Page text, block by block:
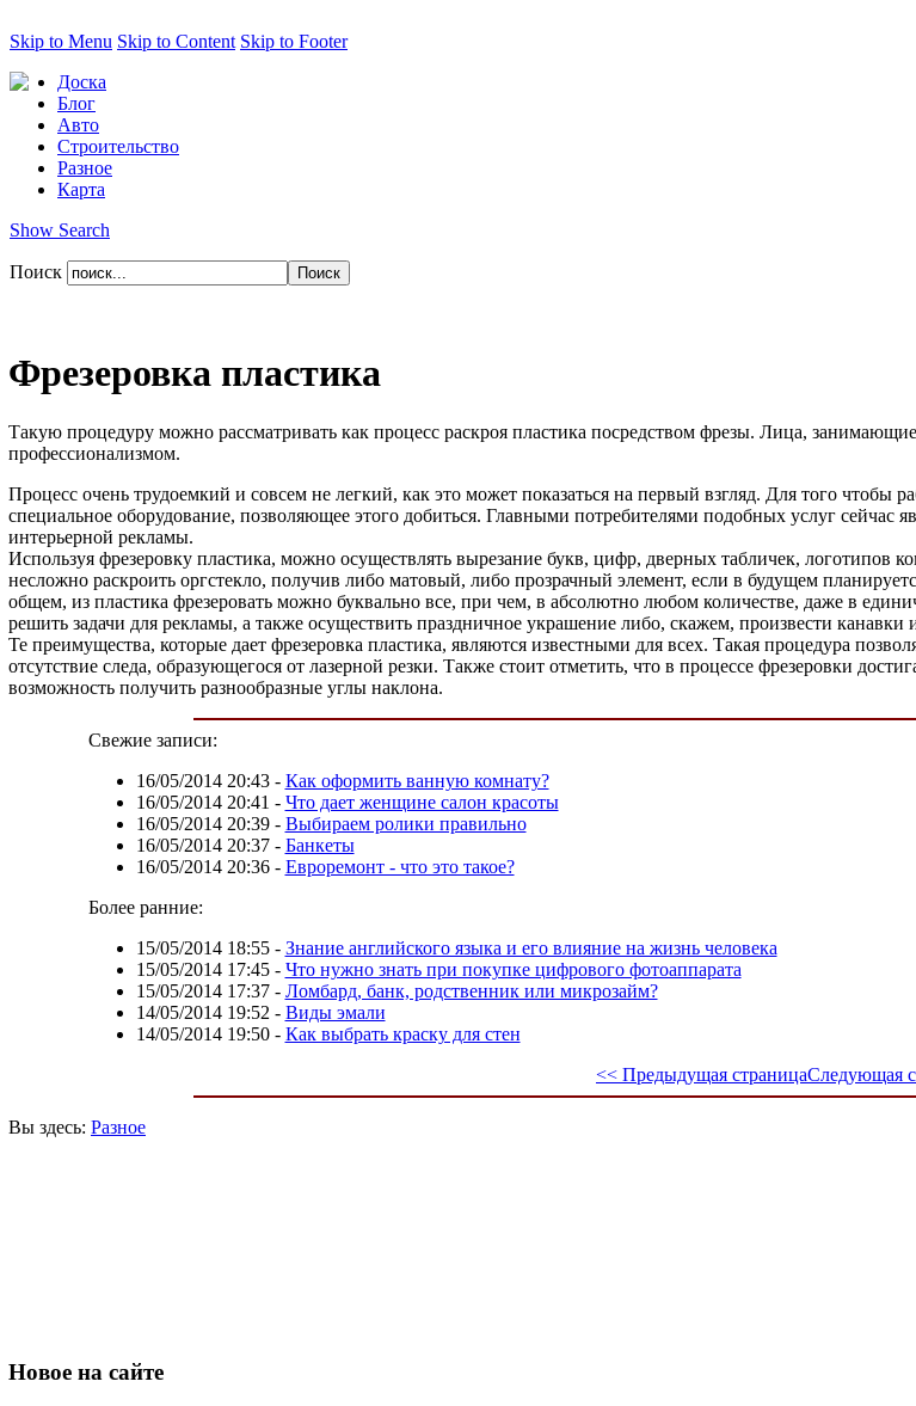
Skip to Menu Skip to Content Skip to Footer
Доска
Блог
Авто
Строительство
Разное
Карта
Show Search
Поиск
Фрезеровка пластика
Такую процедуру можно рассматривать как процесс раскроя пластика посредством фрезы. Лица,
профессионализмом.
Процесс очень трудоемкий и совсем не легкий, как это может показаться на первый взгляд. Для того чтобы
специальное оборудование, позволяющее этого добиться. Главными потребителями подобных услуг
интерьерной рекламы.
Используя фрезеровку пластика, можно осуществлять вырезание букв, цифр, дверных табличек, логотипов
несложно раскроить оргстекло, получив либо матовый, либо прозрачный элемент, если в будущем
общем, из пластика фрезеровать можно буквально все, при чем, в абсолютно любом количестве, даже в
решить задачи для рекламы, а также осуществить праздничное украшение либо, скажем, произвести канавки
Те преимущества, которые дает фрезеровка пластика, являются известными для всех. Такая процедура
отсутствие следа, образующегося от лазерной резки. Также стоит отметить, что в процессе фрезеровки
возможность получить разнообразные углы наклона.
Свежие записи:
16/05/2014 20:43- Как оформить ванную комнату?
16/05/2014 20:41 - Что дает женщине салон красоты
16/05/2014 20:39- Выбираем ролики правильно
16/05/2014 20:37- Банкеты
16/05/2014 20:36- Евроремонт - что это такое?
Более ранние:
15/05/2014 18:55- Знание английского языка и его влияние на жизнь человека
15/05/2014 17:45- Что нужно знать при покупке цифрового фотоаппарата
15/05/2014 17:37- Ломбард, банк, родственник или микрозайм?
14/05/2014 19:52 - Виды эмали
14/05/2014 19:50- Как выбрать краску для стен
<< Предыдущая страницаСледующая
Вы здесь: Разное
Новое на сайте